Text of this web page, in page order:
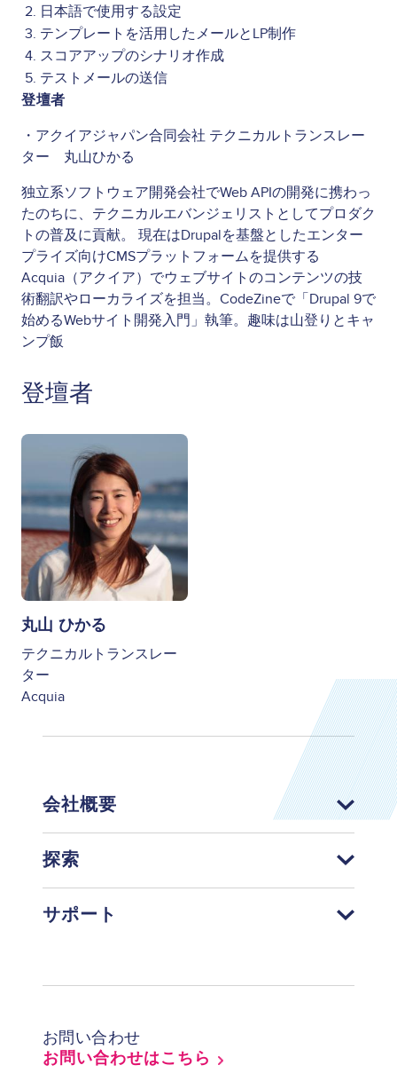
日本語で使用する設定
テンプレートを活用したメールとLP制作
スコアアップのシナリオ作成
テストメールの送信
登壇者
・アクイアジャパン合同会社 テクニカルトランスレー
ター 丸山ひかる
独立系ソフトウェア開発会社でWeb APIの開発に携わっ
たのちに、テクニカルエバンジェリストとしてプロダク
トの普及に貢献。 現在はDrupalを基盤としたエンター
プライズ向けCMSプラットフォームを提供する
Acquia（アクイア）でウェブサイトのコンテンツの技
術翻訳やローカライズを担当。CodeZineで「Drupal 9で
始めるWebサイト開発入門」執筆。趣味は山登りとキャ
ンプ飯
登壇者
Image
丸山 ひかる
テクニカルトランスレー
ター
Acquia
会社概要
探索
サポート
お問い合わせ
お問い合わせはこちら